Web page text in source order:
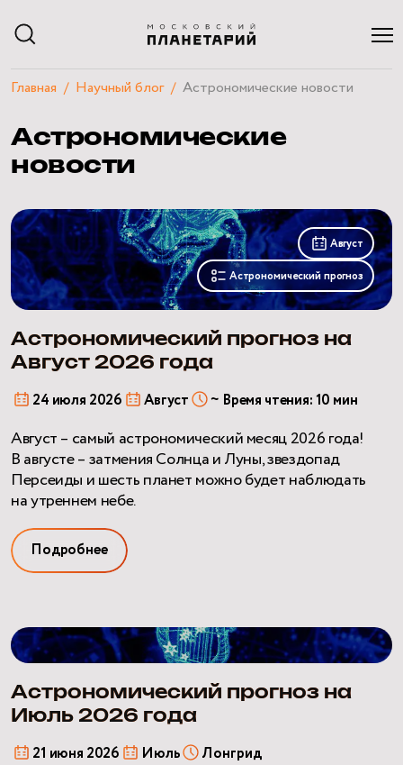
РАСПИСАНИЕ
ЭКСКУРСИИ
КУРСЫ И ЛЕКЦИИ
ПОСЕТИТЕЛЯМ
О ПЛАНЕТАРИИ
НАУЧНЫЙ БЛОГ
КВИЗЫ
Главная Научный блог Астрономические новости
Астрономические
новости
Астрономический
прогноз
на
Август
2026
Август
Астрономический прогноз
Астрономический прогноз на
Август 2026 года
24 июля 2026 Август ~ Время чтения: 10 мин
Август – самый астрономический месяц 2026 года!
В августе – затмения Солнца и Луны, звездопад
Персеиды и шесть планет можно будет наблюдать
на утреннем небе.
Подробнее
Астрономический
прогноз
Июль
2026
года
Астрономический прогноз на
Июль 2026 года
21 июня 2026 Июль Лонгрид